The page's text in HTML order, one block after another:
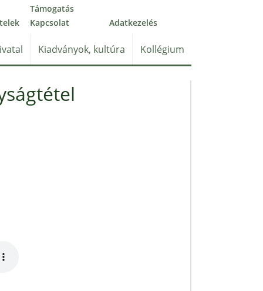
Támogatás
Kapcsolat Adatkezelés
Kiadványok, kultúra Kollégium